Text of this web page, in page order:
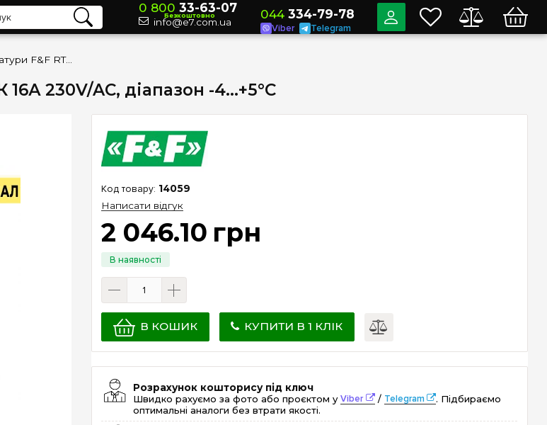
230V/AC, діапазон -4…+5°C
14059
Написати відгук
2 046.10 грн
В КОШИК КУПИТИ В 1 КЛІК
Розрахунок кошторису під ключ
Швидко рахуємо за фото або проєктом уViber / Telegram
. Підбираємо
оптимальні аналоги без втрати якості.
0 800 33-63-07
Безкоштовно
info@e7.com.ua
044 334-79-78
Viber Telegram
Регулятор температури F&F RT-821 DIN 1ПК 16А 230V/AC, діапазон -4…+5°C